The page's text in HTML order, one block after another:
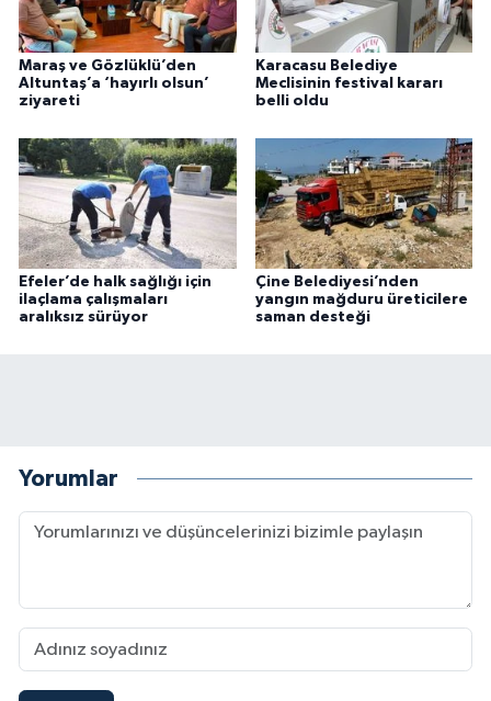
Maraş ve Gözlüklü’den
Altuntaş’a ‘hayırlı olsun’
ziyareti
Karacasu Belediye
Meclisinin festival kararı
belli oldu
Efeler’de halk sağlığı için
ilaçlama çalışmaları
aralıksız sürüyor
Çine Belediyesi’nden
yangın mağduru üreticilere
saman desteği
Yorumlar